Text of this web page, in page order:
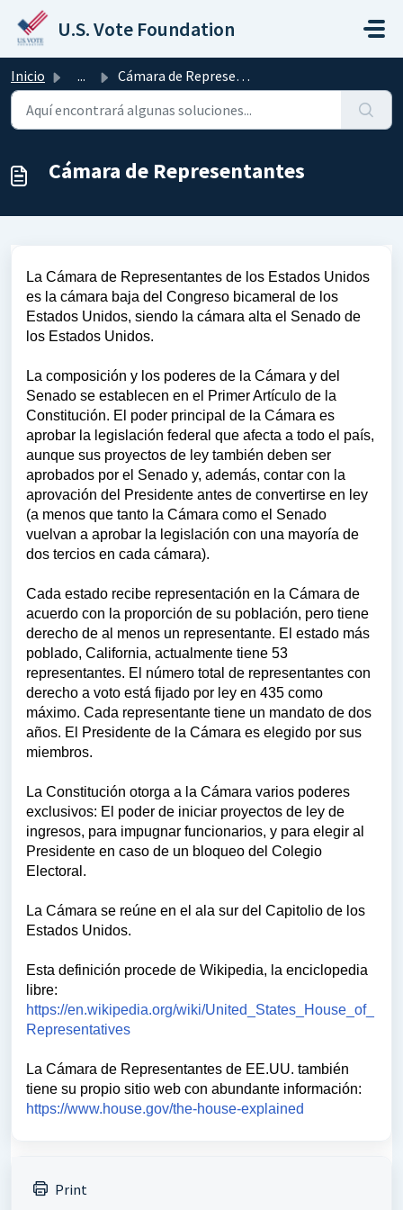
Saltar al contenido principal
U.S. Vote Foundation
Inicio ... Cámara de Representantes
Cámara de Representantes
La Cámara de Representantes de los Estados Unidos
es la cámara baja del Congreso bicameral de los
Estados Unidos, siendo la cámara alta el Senado de
los Estados Unidos.
La composición y los poderes de la Cámara y del
Senado se establecen en el Primer Artículo de la
Constitución. El poder principal de la Cámara es
aprobar la legislación federal que afecta a todo el país,
aunque sus proyectos de ley también deben ser
aprobados por el Senado y, además, contar con la
aprovación del Presidente antes de convertirse en ley
(a menos que tanto la Cámara como el Senado
vuelvan a aprobar la legislación con una mayoría de
dos tercios en cada cámara).
Cada estado recibe representación en la Cámara de
acuerdo con la proporción de su población, pero tiene
derecho de al menos un representante. El estado más
poblado, California, actualmente tiene 53
representantes. El número total de representantes con
derecho a voto está fijado por ley en 435 como
máximo. Cada representante tiene un mandato de dos
años. El Presidente de la Cámara es elegido por sus
miembros.
La Constitución otorga a la Cámara varios poderes
exclusivos: El poder de iniciar proyectos de ley de
ingresos, para impugnar funcionarios, y para elegir al
Presidente en caso de un bloqueo del Colegio
Electoral.
La Cámara se reúne en el ala sur del Capitolio de los
Estados Unidos.
Esta definición procede de Wikipedia, la enciclopedia
libre:
https://en.wikipedia.org/wiki/United_States_House_of_
Representatives
La Cámara de Representantes de EE.UU. también
tiene su propio sitio web con abundante información:
https://www.house.gov/the-house-explained
Print